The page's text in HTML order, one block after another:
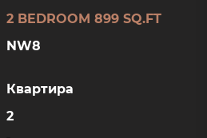
2 BEDROOM 899 SQ.FT
NW8
Квартира
2